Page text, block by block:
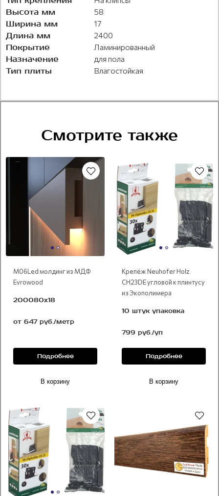
Высота мм 58
Ширина мм 17
Длина мм 2400
Покрытие Ламинированный
Назначение для пола
Тип плиты Влагостойкая
Смотрите также
М06Led молдинг из МДФ
Evrowood
200080x18
от 647 руб./метр
Подробнее
В корзину
Крепёж Neuhofer Holz
CH23DE угловой к плинтусу
из Экополимера
10 штук упаковка
799 руб./уп
Подробнее
В корзину